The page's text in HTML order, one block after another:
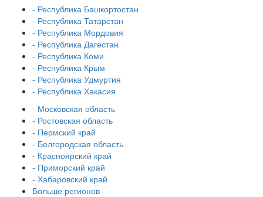
- Республика Башкортостан
- Республика Татарстан
- Республика Мордовия
- Республика Дагестан
- Республика Коми
- Республика Крым
- Республика Удмуртия
- Республика Хакасия
- Московская область
- Ростовская область
- Пермский край
- Белгородская область
- Красноярский край
- Приморский край
- Хабаровский край
Больше регионов